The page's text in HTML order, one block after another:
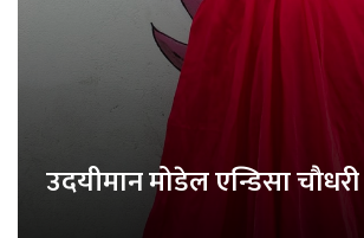
उदयीमान मोडेल एन्डिसा चौधरी